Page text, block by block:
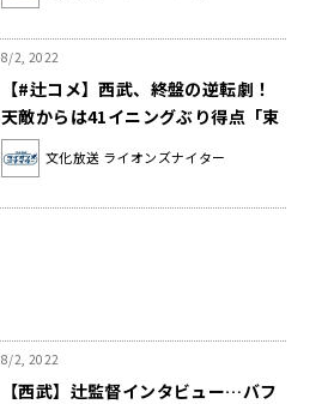
8/2, 2022
【#辻コメ】西武、終盤の逆転劇！
天敵からは41イニングぶり得点「束
になって十分苦しめてくれた」
文化放送 ライオンズナイター
8/2, 2022
【西武】辻監督インタビュー…バフ